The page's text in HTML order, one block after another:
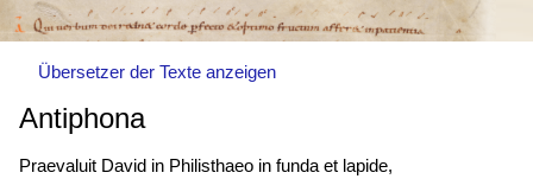
Übersetzer der Texte anzeigen
Antiphona
Praevaluit David in Philisthaeo in funda et lapide,